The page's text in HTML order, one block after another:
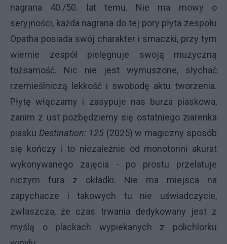
nagrana 40./50. lat temu. Nie ma mowy o
seryjności, każda nagrana do tej pory płyta zespołu
Opatha posiada swój charakter i smaczki, przy tym
wiernie zespół pielęgnuje swoją muzyczną
tożsamość. Nic nie jest wymuszone, słychać
rzemieślniczą lekkość i swobodę aktu tworzenia.
Płytę włączamy i zasypuje nas burza piaskowa,
zanim z ust pozbędziemy się ostatniego ziarenka
piasku Destination: 125 (2025) w magiczny sposób
się kończy i to niezależnie od monotonni akurat
wykonywanego zajęcia - po prostu przelatuje
niczym fura z okładki. Nie ma miejsca na
zapychacze i takowych tu nie uświadczycie,
zwłaszcza, że czas trwania dedykowany jest z
myślą o plackach wypiekanych z polichlorku